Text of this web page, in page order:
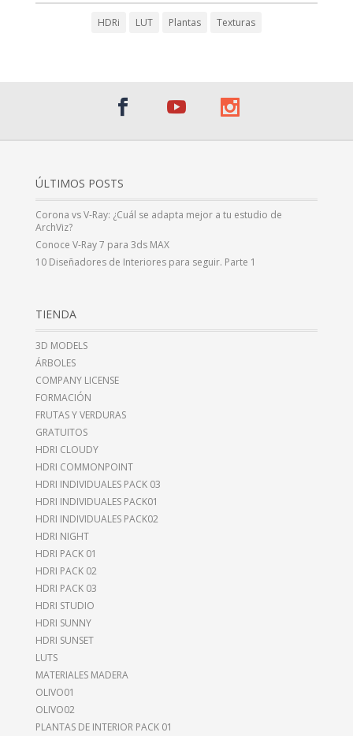
HDRi LUT Plantas Texturas
ÚLTIMOS POSTS
Corona vs V-Ray: ¿Cuál se adapta mejor a tu estudio de
ArchViz?
Conoce V-Ray 7 para 3ds MAX
10 Diseñadores de Interiores para seguir. Parte 1
TIENDA
3D MODELS
ÁRBOLES
COMPANY LICENSE
FORMACIÓN
FRUTAS Y VERDURAS
GRATUITOS
HDRI CLOUDY
HDRI COMMONPOINT
HDRI INDIVIDUALES PACK 03
HDRI INDIVIDUALES PACK01
HDRI INDIVIDUALES PACK02
HDRI NIGHT
HDRI PACK 01
HDRI PACK 02
HDRI PACK 03
HDRI STUDIO
HDRI SUNNY
HDRI SUNSET
LUTS
MATERIALES MADERA
OLIVO01
OLIVO02
PLANTAS DE INTERIOR PACK 01